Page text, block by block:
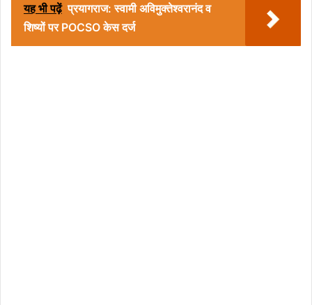
यह भी पढ़ें प्रयागराज: स्वामी अविमुक्तेश्वरानंद व
शिष्यों पर POCSO केस दर्ज